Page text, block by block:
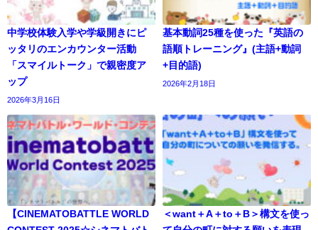
中学校体験入学や学級開きにピ
ッタリのエンカウンター活動
「スマイルトーク」で親密度ア
ップ
2026年3月16日
基本動詞25種を使った『英語の
語順トレーニング』(主語+動詞
+目的語)
2026年2月18日
【CINEMATOBATTLE WORLD
＜want＋A＋to＋B＞構文を使っ